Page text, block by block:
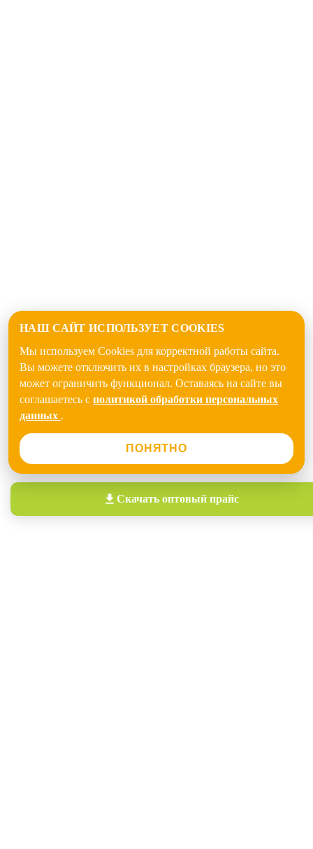
НАШ САЙТ ИСПОЛЬЗУЕТ COOKIES
Мы используем Cookies для корректной работы сайта.
Вы можете отключить их в настройках браузера, но это
может ограничить функционал. Оставаясь на сайте вы
соглашаетесь с политикой обработки персональных
данных .
ПОНЯТНО
Скачать оптовый прайс